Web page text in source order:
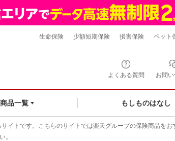
よくある質問 お問
品一覧 もしものはなし
生命保険 少額短期保険 損害保険 ペット
イトです。こちらのサイトでは楽天グループの保険商品をお
。